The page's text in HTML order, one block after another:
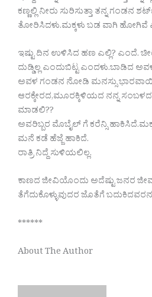
ಕಣ್ಣಲ್ಲಿ ನೀರು ಸುರಿಸುತ್ತಾ ತನ್ನ ಗಂಡನ
ತೋರಿಸಿದಳು.ಮಕ್ಕಳು ಬಡ ವಾಗಿ ಹೋಗಿವೆ
ಇಷ್ಟು ದಿನ ಉಳಿಸಿದ ಹಣ ಎಲ್ಲಿ? ಎಂದೆ.
ದುಡ್ಡಿಲ್ಲ ಎಂದುಬಿಟ್ಟ ಎಂದಳು.ಬಾಡಿದ
ಅವಳ ಗಂಡನ ನೋಡಿ ಮನಸ್ಸು
ಆರಕ್ಕೇರದ,ಮೂರಕ್ಕಿಳಿಯದ ನನ್ನ
ಮಾಡಲಿ??
ಅವರಿಬ್ಬರ ಮೊಬೈಲ್ ಗೆ ಕರೆನ್ಸಿ
ಮನೆ ಕಡೆ ಹೆಜ್ಜೆ ಹಾಕಿದೆ.
ರಾತ್ರಿ ನಿದ್ದೆ ಸುಳಿಯಲಿಲ್ಲ.
ಕಾಣದ ಜೀವಿಯೊಂದು ಅದೆಷ್ಟು ಜನರ
ತೆಗೆದುಕೊಳ್ಳುವುದರ ಜೊತೆಗೆ
******
About The Author